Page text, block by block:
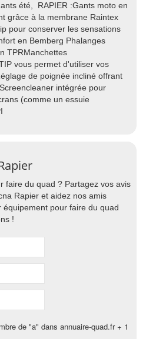
été, RAPIER :Gants moto en
grâce à la membrane Raintex
pour conserver les sensations
en Bemberg Phalanges
TPRManchettes
vous permet d'utiliser vos
de poignée incliné offrant
intégrée pour
(comme un essuie
faire du quad ? Partagez vos avis
Rapier et aidez nos amis
pour faire du quad
!
de "a" dans annuaire-quad.fr + 1